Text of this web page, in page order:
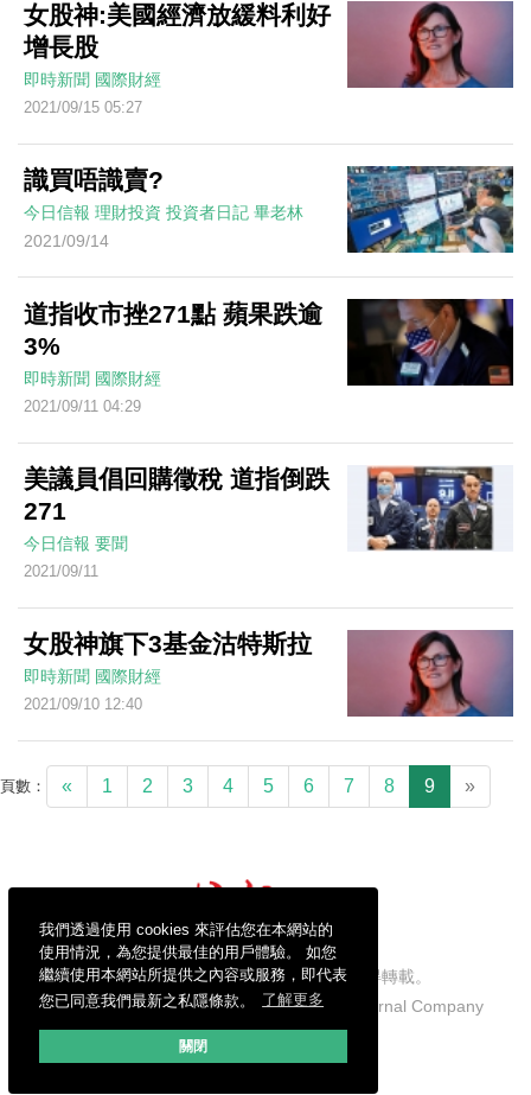
我們透過使用 cookies 來評估您在本網站的
使用情況，為您提供最佳的用戶體驗。 如您
繼續使用本網站所提供之內容或服務，即代表
您已同意我們最新之私隱條款。
了解更多
關閉
女股神:美國經濟放緩料利好
增長股
即時新聞 國際財經
2021/09/15 05:27
識買唔識賣?
今日信報 理財投資 投資者日記 畢老林
2021/09/14
道指收市挫271點 蘋果跌逾
3%
即時新聞 國際財經
2021/09/11 04:29
美議員倡回購徵稅 道指倒跌
271
今日信報 要聞
2021/09/11
女股神旗下3基金沽特斯拉
即時新聞 國際財經
2021/09/10 12:40
頁數： « 1 2 3 4 5 6 7 8 9 »
信報財經新聞有限公司版權所有，不得轉載。
Copyright © 2026 Hong Kong Economic Journal Company
Limited. All rights reserved.